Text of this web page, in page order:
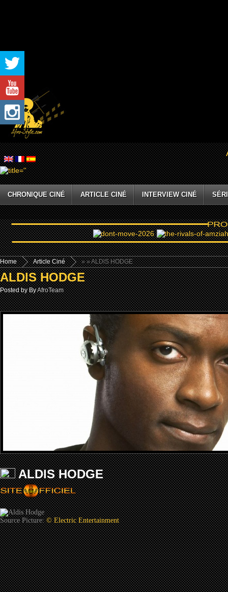
CHRONIQUE CINÉ ARTICLE CINÉ INTERVIEW CINÉ
Home »
Article Ciné » ALDlS HODGE
ALDlS HODGE
Posted by ByAfroTeam
ALDlS HODGE
Source Picture:© Electric Entertainment